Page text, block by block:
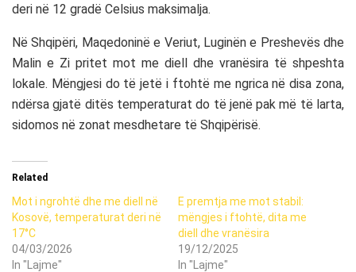
deri në 12 gradë Celsius maksimalja.
Në Shqipëri, Maqedoninë e Veriut, Luginën e Preshevës dhe
Malin e Zi pritet mot me diell dhe vranësira të shpeshta
lokale. Mëngjesi do të jetë i ftohtë me ngrica në disa zona,
ndërsa gjatë ditës temperaturat do të jenë pak më të larta,
sidomos në zonat mesdhetare të Shqipërisë.
Related
Mot i ngrohtë dhe me diell në
Kosovë, temperaturat deri në
17°C
04/03/2026
In "Lajme"
E premtja me mot stabil:
mëngjes i ftohtë, dita me
diell dhe vranësira
19/12/2025
In "Lajme"